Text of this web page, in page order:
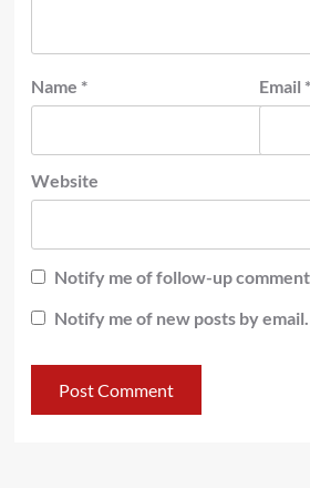
Name * Email *
Website
Notify me of follow-up
Notify me of new posts by email.